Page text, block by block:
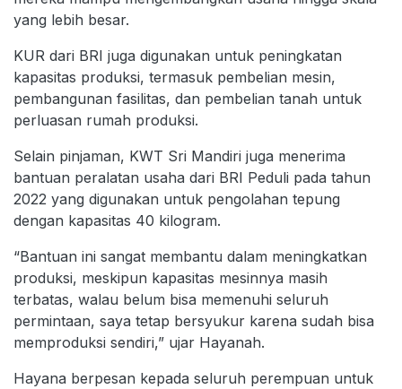
yang lebih besar.
KUR dari BRI juga digunakan untuk peningkatan
kapasitas produksi, termasuk pembelian mesin,
pembangunan fasilitas, dan pembelian tanah untuk
perluasan rumah produksi.
Selain pinjaman, KWT Sri Mandiri juga menerima
bantuan peralatan usaha dari BRI Peduli pada tahun
2022 yang digunakan untuk pengolahan tepung
dengan kapasitas 40 kilogram.
“Bantuan ini sangat membantu dalam meningkatkan
produksi, meskipun kapasitas mesinnya masih
terbatas, walau belum bisa memenuhi seluruh
permintaan, saya tetap bersyukur karena sudah bisa
memproduksi sendiri,” ujar Hayanah.
Hayana berpesan kepada seluruh perempuan untuk